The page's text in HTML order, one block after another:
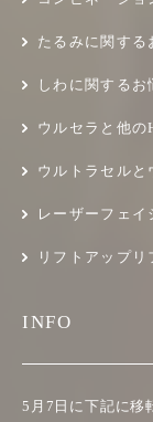
たるみに関する
しわに関するお
ウルセラと他
ウルトラセルと
レーザーフェイ
リフトアップリ
INFO
5月7日に下記に移